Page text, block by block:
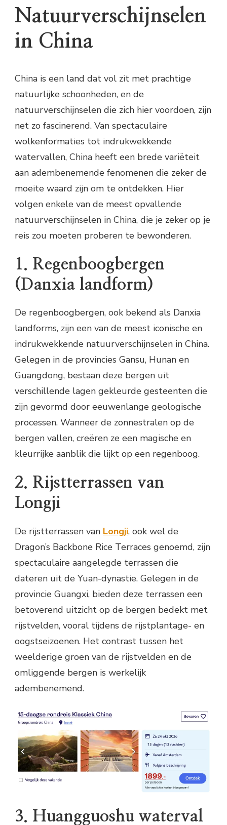
Natuurverschijnselen
in China
China is een land dat vol zit met prachtige
natuurlijke schoonheden, en de
natuurverschijnselen die zich hier voordoen, zijn
net zo fascinerend. Van spectaculaire
wolkenformaties tot indrukwekkende
watervallen, China heeft een brede variëteit
aan adembenemende fenomenen die zeker de
moeite waard zijn om te ontdekken. Hier
volgen enkele van de meest opvallende
natuurverschijnselen in China, die je zeker op je
reis zou moeten proberen te bewonderen.
1. Regenboogbergen
(Danxia landform)
De regenboogbergen, ook bekend als Danxia
landforms, zijn een van de meest iconische en
indrukwekkende natuurverschijnselen in China.
Gelegen in de provincies Gansu, Hunan en
Guangdong, bestaan deze bergen uit
verschillende lagen gekleurde gesteenten die
zijn gevormd door eeuwenlange geologische
processen. Wanneer de zonnestralen op de
bergen vallen, creëren ze een magische en
kleurrijke aanblik die lijkt op een regenboog.
2. Rijstterrassen van
Longji
De rijstterrassen van Longji, ook wel de
Dragon’s Backbone Rice Terraces genoemd, zijn
spectaculaire aangelegde terrassen die
dateren uit de Yuan-dynastie. Gelegen in de
provincie Guangxi, bieden deze terrassen een
betoverend uitzicht op de bergen bedekt met
rijstvelden, vooral tijdens de rijstplantage- en
oogstseizoenen. Het contrast tussen het
weelderige groen van de rijstvelden en de
omliggende bergen is werkelijk
adembenemend.
3. Huangguoshu waterval